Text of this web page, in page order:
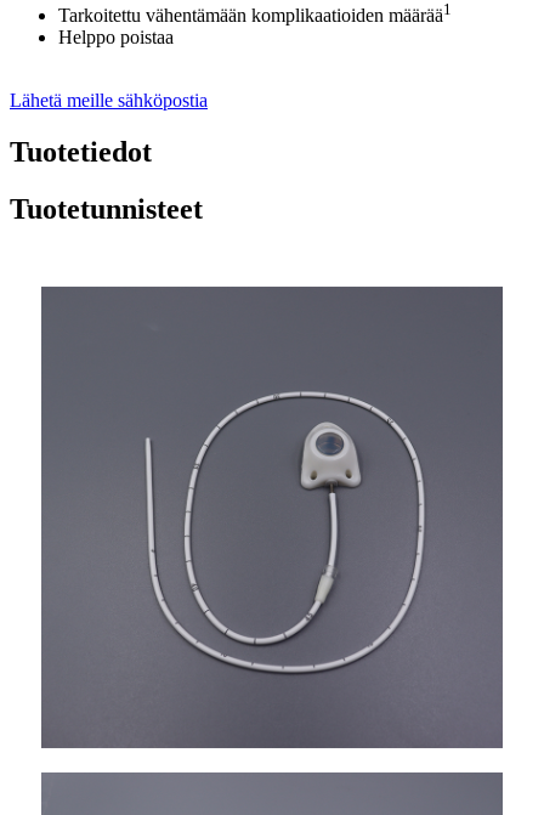
Tarkoitettu vähentämään komplikaatioiden määrää1
Helppo poistaa
Lähetä meille sähköpostia
Tuotetiedot
Tuotetunnisteet